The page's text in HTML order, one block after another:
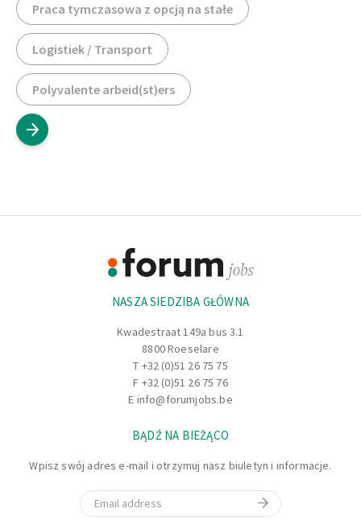
Praca tymczasowa z opcją na stałe
Logistiek / Transport
Polyvalente arbeid(st)ers
NASZA SIEDZIBA GŁÓWNA
Kwadestraat 149a bus 3.1
8800 Roeselare
T +32 (0)51 26 75 75
F +32 (0)51 26 75 76
E info@forumjobs.be
BĄDŹ NA BIEŻĄCO
Wpisz swój adres e-mail i otrzymuj nasz biuletyn i informacje.
Email